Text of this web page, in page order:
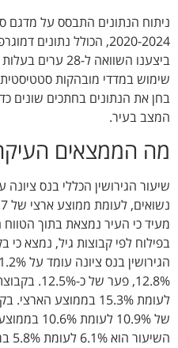
ניתוח הנתונים התבסס על מדגם
ביצענו השוואה ל-
בחן את הנתונים בחתכים שונים
המצב בעיר.
מה הממצאים
מעיד כי העיר נמצאת בתוך הטווח
השיעור הוא 6.1% לעומת 5.8% בממוצע הארצי.